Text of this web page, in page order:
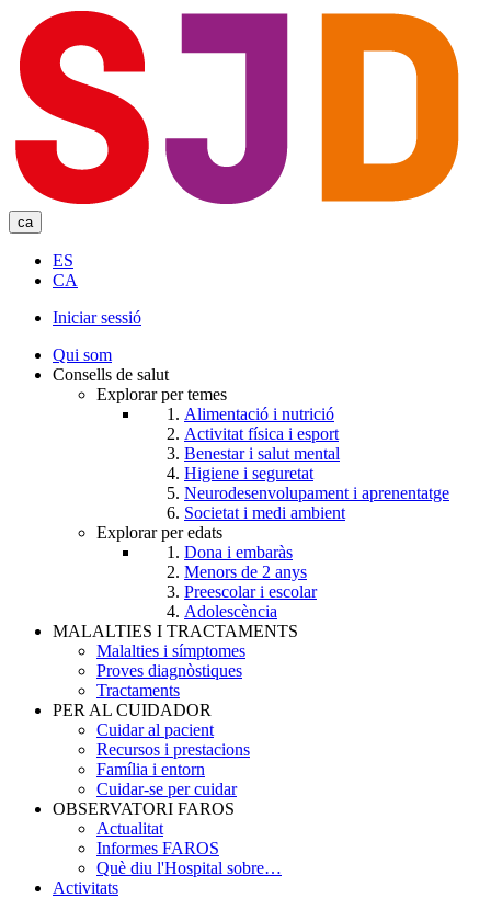
main
content
ca
ES
CA
User
account
Iniciar sessió
Qui som
Consells de salut
Explorar per temes
Alimentació i nutrició
Activitat física i esport
Benestar i salut mental
Higiene i seguretat
Neurodesenvolupament i aprenentatge
Societat i medi ambient
Explorar per edats
Dona i embaràs
Menors de 2 anys
Preescolar i escolar
Adolescència
MALALTIES I TRACTAMENTS
Malalties i símptomes
Proves diagnòstiques
Tractaments
PER AL CUIDADOR
Cuidar al pacient
Recursos i prestacions
Família i entorn
Cuidar-se per cuidar
OBSERVATORI FAROS
Actualitat
Informes FAROS
Què diu l'Hospital sobre…
Activitats